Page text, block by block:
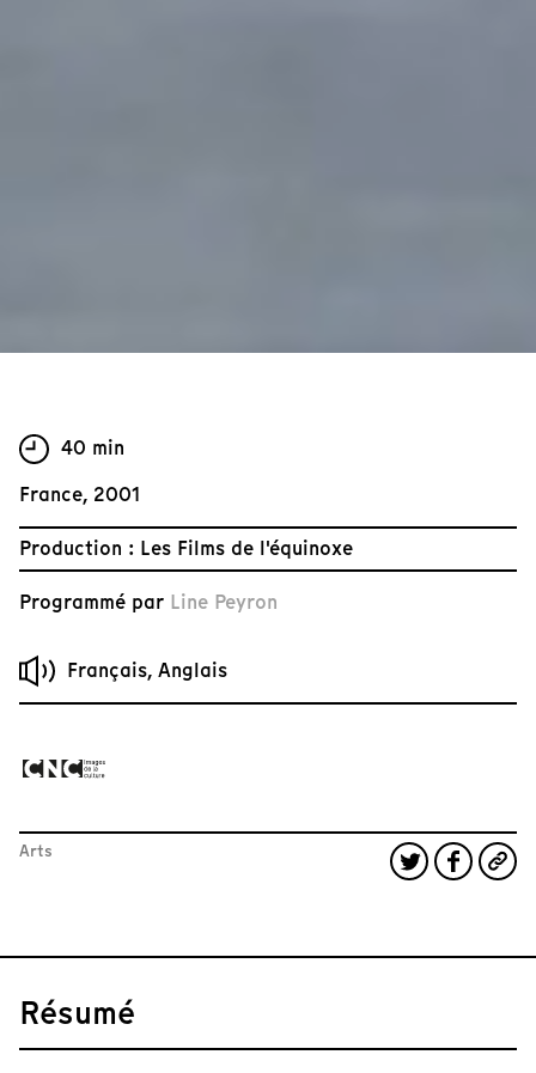
40 min
France, 2001
Production : Les Films de l'équinoxe
Programmé par Line Peyron
Français, Anglais
Arts
Résumé